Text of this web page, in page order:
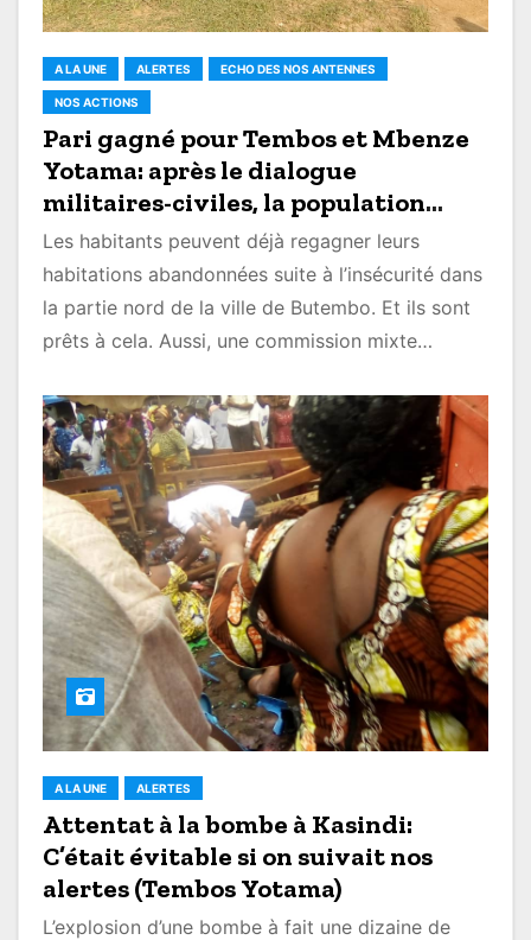
A LA UNE ALERTES ECHO DES NOS ANTENNES
NOS ACTIONS
Pari gagné pour Tembos et Mbenze
Yotama: après le dialogue
militaires-civiles, la population
retourne dans ses habitations
abandonnées
Les habitants peuvent déjà regagner leurs
habitations abandonnées suite à l’insécurité dans
la partie nord de la ville de Butembo. Et ils sont
prêts à cela. Aussi, une commission mixte…
A LA UNE ALERTES
Attentat à la bombe à Kasindi:
C’était évitable si on suivait nos
alertes (Tembos Yotama)
L’explosion d’une bombe à fait une dizaine de